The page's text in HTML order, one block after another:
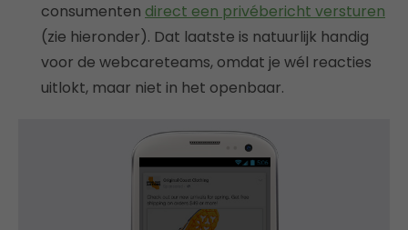
consumenten direct een privébericht versturen
(zie hieronder). Dat laatste is natuurlijk handig
voor de webcareteams, omdat je wél reacties
uitlokt, maar niet in het openbaar.